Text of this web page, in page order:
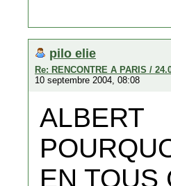
pilo elie
Re: RENCONTRE A PARIS /
10 septembre 2004, 08:08
ALBERT
EN TOUS